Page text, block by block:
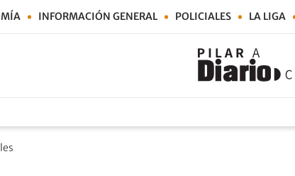
INFORMACIÓN GENERAL POLICIALES LA LIGA